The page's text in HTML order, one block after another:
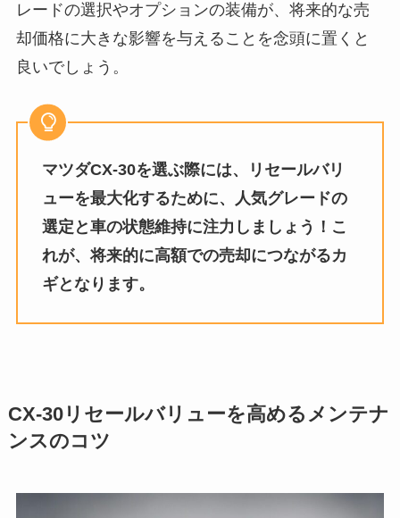
レードの選択やオプションの装備が、将来的な売
却価格に大きな影響を与えることを念頭に置くと
良いでしょう。
マツダCX-30を選ぶ際には、リセールバリ
ューを最大化するために、人気グレードの
選定と車の状態維持に注力しましょう！こ
れが、将来的に高額での売却につながるカ
ギとなります。
CX-30リセールバリューを高めるメンテナ
ンスのコツ